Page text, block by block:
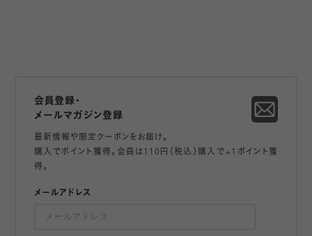
会員登録・
メールマガジン登録
最新情報や限定クーポンをお届け。
購入でポイント獲得。会員は110円（税込）購入で+1ポイント獲
得。
メールアドレス